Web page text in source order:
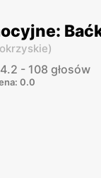
)
- 108 głosów
0.0